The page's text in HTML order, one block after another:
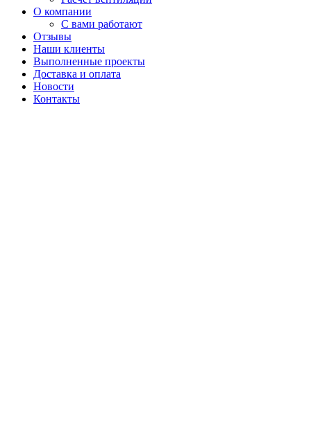
О компании
С вами работают
Отзывы
Наши клиенты
Выполненные проекты
Доставка и оплата
Новости
Контакты